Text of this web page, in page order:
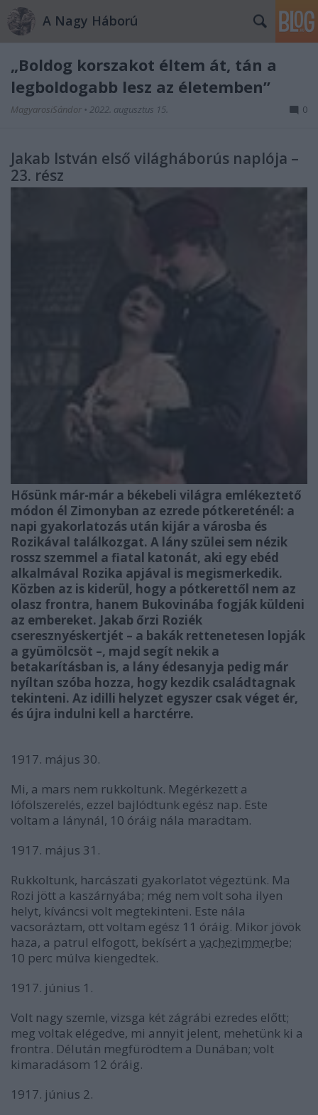
A Nagy Háború
„Boldog korszakot éltem át, tán a
legboldogabb lesz az életemben”
MagyarosiSándor • 2022. augusztus 15. 0
Jakab István első világháborús naplója –
23. rész
Hősünk már-már a békebeli világra emlékeztető
módon él Zimonyban az ezrede pótkereténél: a
napi gyakorlatozás után kijár a városba és
Rozikával találkozgat. A lány szülei sem nézik
rossz szemmel a fiatal katonát, aki egy ebéd
alkalmával Rozika apjával is megismerkedik.
Közben az is kiderül, hogy a pótkerettől nem az
olasz frontra, hanem Bukovinába fogják küldeni
az embereket. Jakab őrzi Roziék
cseresznyéskertjét – a bakák rettenetesen lopják
a gyümölcsöt –, majd segít nekik a
betakarításban is, a lány édesanyja pedig már
nyíltan szóba hozza, hogy kezdik családtagnak
tekinteni. Az idilli helyzet egyszer csak véget ér,
és újra indulni kell a harctérre.
1917. május 30.
Mi, a mars nem rukkoltunk. Megérkezett a
lófölszerelés, ezzel bajlódtunk egész nap. Este
voltam a lánynál, 10 óráig nála maradtam.
1917. május 31.
Rukkoltunk, harcászati gyakorlatot végeztünk. Ma
Rozi jött a kaszárnyába; még nem volt soha ilyen
helyt, kíváncsi volt megtekinteni. Este nála
vacsoráztam, ott voltam egész 11 óráig. Mikor jövök
haza, a patrul elfogott, bekísért a vachezimmerbe;
10 perc múlva kiengedtek.
1917. június 1.
Volt nagy szemle, vizsga két zágrábi ezredes előtt;
meg voltak elégedve, mi annyit jelent, mehetünk ki a
frontra. Délután megfürödtem a Dunában; volt
kimaradásom 12 óráig.
1917. június 2.